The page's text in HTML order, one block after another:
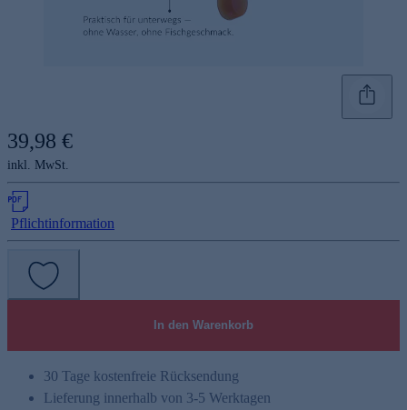
39,98 €
inkl. MwSt.
Pflichtinformation
In den Warenkorb
30 Tage kostenfreie Rücksendung
Lieferung innerhalb von 3-5 Werktagen